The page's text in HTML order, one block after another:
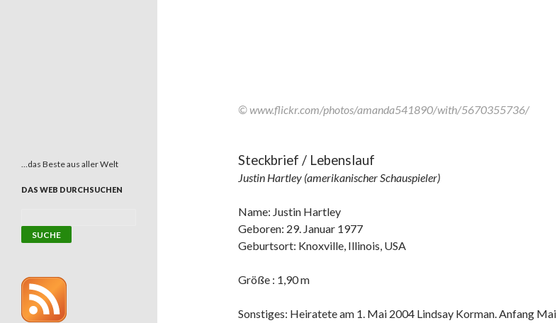
© www.flickr.com/photos/amanda541890/with/5670355736/
Steckbrief / Lebenslauf
Justin Hartley (amerikanischer Schauspieler)
Name: Justin Hartley
Geboren: 29. Januar 1977
Geburtsort: Knoxville, Illinois, USA
Größe : 1,90 m
Sonstiges: Heiratete am 1. Mai 2004 Lindsay Korman. Anfang Mai
…das Beste aus aller Welt
DAS WEB DURCHSUCHEN